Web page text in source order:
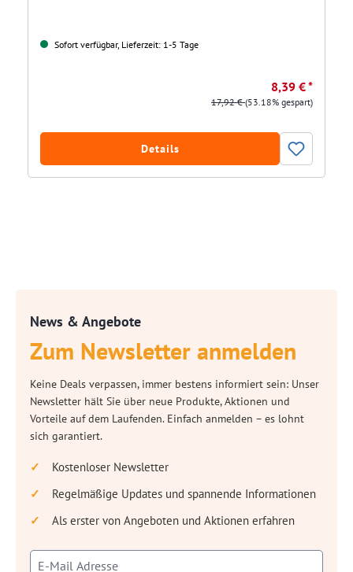
Sofort verfügbar, Lieferzeit: 1-5 Tage
8,39 € *
17,92 €(53.18% gespart)
Details
News & Angebote
Zum Newsletter anmelden
Keine Deals verpassen, immer bestens informiert sein: Unser
Newsletter hält Sie über neue Produkte, Aktionen und
Vorteile auf dem Laufenden. Einfach anmelden – es lohnt
sich garantiert.
Kostenloser Newsletter
Regelmäßige Updates und spannende Informationen
Als erster von Angeboten und Aktionen erfahren